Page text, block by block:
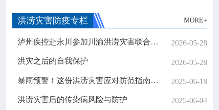
洪涝灾害防疫专栏 MORE+
泸州疾控赴永川参加川渝洪涝灾害联合演练 2026-05-28
洪灾之后的自我保护 2026-05-28
暴雨预警！这份洪涝灾害应对防范指南请收好 2025-06-18
洪涝灾害后的传染病风险与防护 2025-06-04